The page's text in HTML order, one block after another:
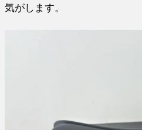
気がします。